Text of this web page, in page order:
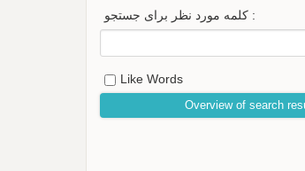
کلمه مورد نظر برای جستجو :
Like Words